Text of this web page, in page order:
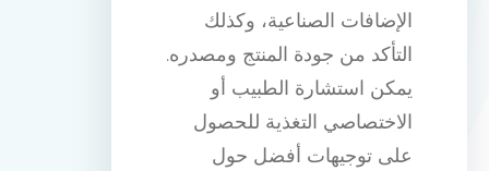
الإضافات الصناعية، وكذلك
التأكد من جودة المنتج ومصدره.
يمكن استشارة الطبيب أو
الاختصاصي التغذية للحصول
على توجيهات أفضل حول